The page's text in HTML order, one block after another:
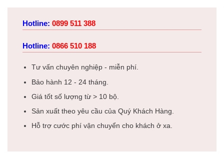
Hotline: 0899 511 388
Hotline: 0866 510 188
Tư vấn chuyên nghiệp - miễn phí.
Bảo hành 12 - 24 tháng.
Giá tốt số lượng từ > 10 bộ.
Sản xuất theo yêu cầu của Quý Khách Hàng.
Hỗ trợ cước phí vận chuyển cho khách ở xa.